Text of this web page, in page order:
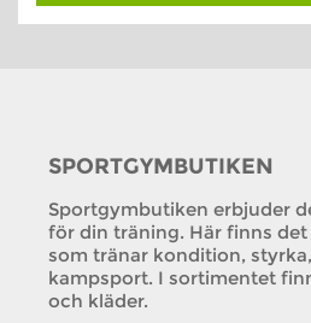
SPORTGYMBUTIKEN
Sportgymbutiken erbjuder
för din träning. Här finns
som tränar kondition,
kampsport. I sortimentet
och kläder.